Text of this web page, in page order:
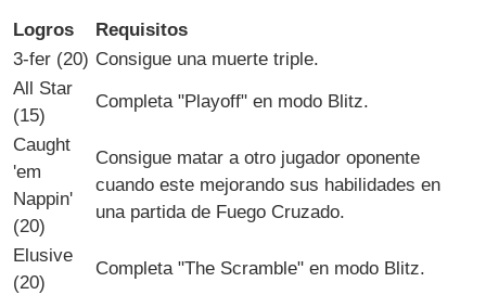
Logros
Requisitos
3-fer (20) Consigue una muerte triple.
All Star
(15)
Completa "Playoff" en modo Blitz.
Caught
'em
Nappin'
(20)
Consigue matar a otro jugador oponente
cuando este mejorando sus habilidades en
una partida de Fuego Cruzado.
Elusive
(20)
Completa "The Scramble" en modo Blitz.